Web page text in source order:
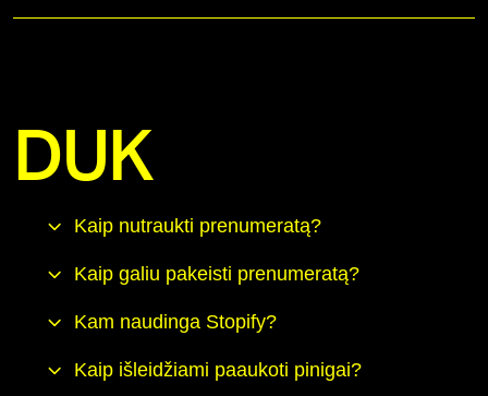
DUK
Kaip nutraukti prenumeratą?
Kaip galiu pakeisti prenumeratą?
Kam naudinga Stopify?
Kaip išleidžiami paaukoti pinigai?